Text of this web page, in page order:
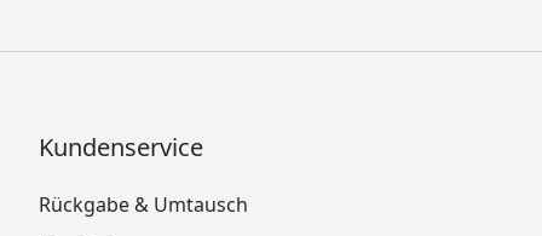
Kundenservice
Rückgabe & Umtausch